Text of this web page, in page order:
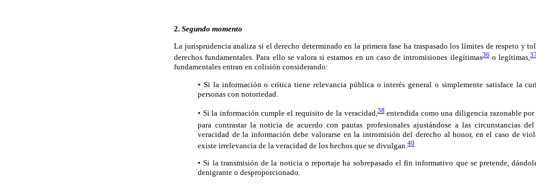
2. Segundo momento
La jurisprudencia analiza si el derecho determinado en la primera fase ha traspasado los límites de respeto y
derechos fundamentales. Para ello se valora si estamos en un caso de intromisiones ilegítimas36o legítimas,
fundamentales entran en colisión considerando:
• Si la información o crítica tiene relevancia pública o interés general o simplemente satisface la
personas con notoriedad.
• Si la información cumple el requisito de la veracidad,38entendida como una diligencia razonable
para contrastar la noticia de acuerdo con pautas profesionales ajustándose a las circunstancias del
veracidad de la información debe valorarse en la intromisión del derecho al honor, en el caso de
existe irrelevancia de la veracidad de los hechos que se divulgan.40
• Si la transmisión de la noticia o reportaje ha sobrepasado el fin informativo que se pretende,
denigrante o desproporcionado.